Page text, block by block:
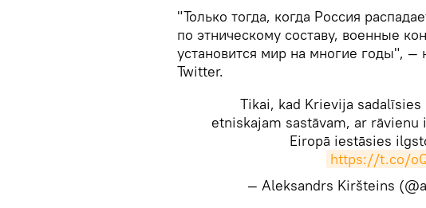
"Только тогда, когда Россия
по этническому составу, военные
установится мир на многие годы", —
Twitter.
Tikai, kad Krievija
etniskajam sastāvam, ar
Eiropā iestāsies
https://t.co/
— Aleksandrs Kiršteins